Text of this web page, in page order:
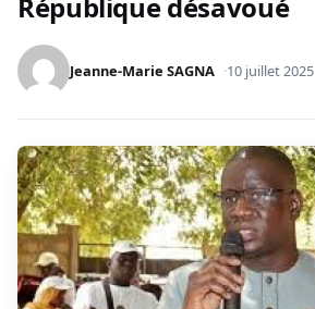
République désavoué
Jeanne-Marie SAGNA 10 juillet 2025